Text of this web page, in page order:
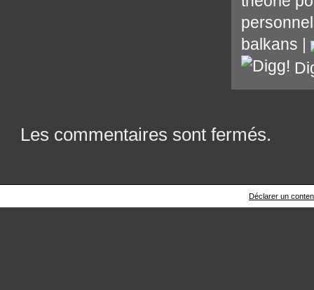
balkans |
Les commentaires sont fermés.
Déclarer un